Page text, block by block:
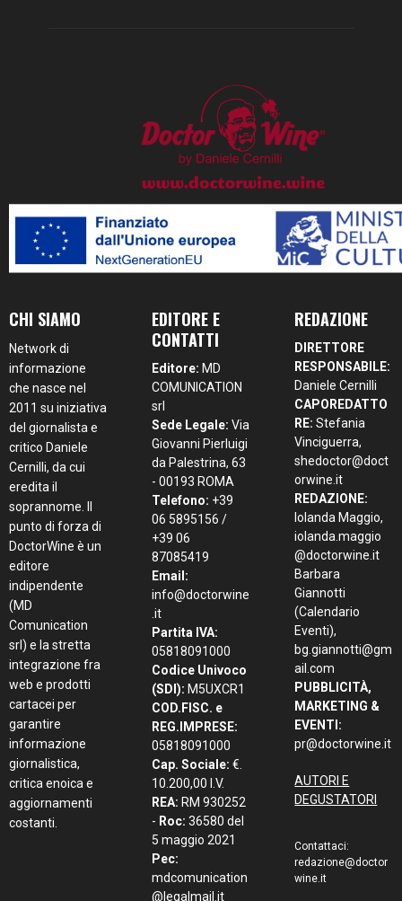
CHI SIAMO
Network di
informazione
che nasce nel
2011 su iniziativa
del giornalista e
critico Daniele
Cernilli, da cui
eredita il
soprannome. Il
punto di forza di
DoctorWine è un
editore
indipendente
(MD
Comunication
srl) e la stretta
integrazione fra
web e prodotti
cartacei per
garantire
informazione
giornalistica,
critica enoica e
aggiornamenti
costanti.
EDITORE E
CONTATTI
Editore: MD
COMUNICATION
srl
Sede Legale: Via
Giovanni Pierluigi
da Palestrina, 63
- 00193 ROMA
Telefono: +39
06 5895156 /
+39 06
87085419
Email:
info@doctorwine
.it
Partita IVA:
05818091000
Codice Univoco
(SDI): M5UXCR1
COD.FISC. e
REG.IMPRESE:
05818091000
Cap. Sociale: €.
10.200,00 I.V.
REA: RM 930252
- Roc: 36580 del
5 maggio 2021
Pec:
mdcomunication
@legalmail.it
REDAZIONE
DIRETTORE
RESPONSABILE:
Daniele Cernilli
CAPOREDATTO
RE: Stefania
Vinciguerra,
shedoctor@doct
orwine.it
REDAZIONE:
Iolanda Maggio,
iolanda.maggio
@doctorwine.it
Barbara
Giannotti
(Calendario
Eventi),
bg.giannotti@gm
ail.com
PUBBLICITÀ,
MARKETING &
EVENTI:
pr@doctorwine.it
AUTORI E
DEGUSTATORI
Contattaci:
redazione@doctor
wine.it